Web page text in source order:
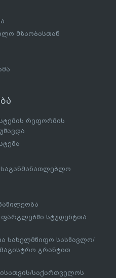
მზაობასთან
რეფორმის
სტუდენტთა
სახელმწიფო სასწავლო/
გრანტით
საქართველოს